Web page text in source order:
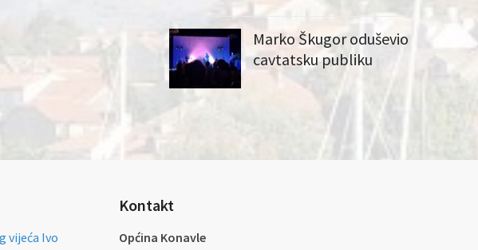
Marko Škugor oduševio
cavtatsku publiku
vijeća Ivo
Kontakt
Općina Konavle